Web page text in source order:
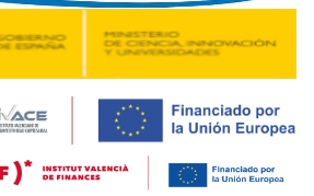
y las mesas redondas, una
se celebrará en Murcia los días
de Atlas Tecnológico, ha valorado